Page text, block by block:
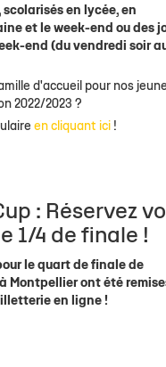
en lycée, en
et le week-end ou des
end (du vendredi soir
d'accueil pour nos
2022/2023 ?
en cliquant ici !
: Réservez
1/4 de finale !
le quart de finale de
Montpellier ont été
en ligne !